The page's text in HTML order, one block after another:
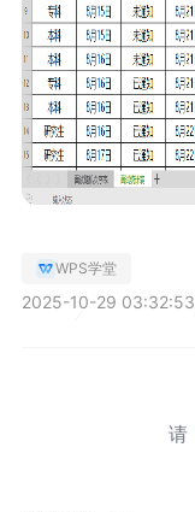
WPS学堂
2025-10-29 03:32:53
请